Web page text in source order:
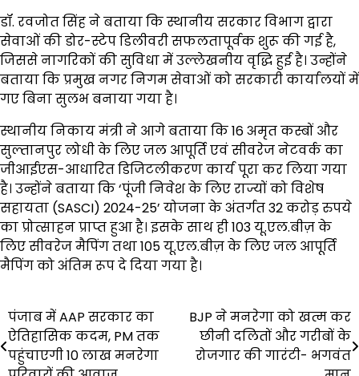
डॉ. रवजोत सिंह ने बताया कि स्थानीय सरकार विभाग द्वारा
सेवाओं की डोर-स्टेप डिलीवरी सफलतापूर्वक शुरू की गई है,
जिससे नागरिकों की सुविधा में उल्लेखनीय वृद्धि हुई है। उन्होंने
बताया कि प्रमुख नगर निगम सेवाओं को सरकारी कार्यालयों में
गए बिना सुलभ बनाया गया है।
स्थानीय निकाय मंत्री ने आगे बताया कि 16 अमृत कस्बों और
सुल्तानपुर लोधी के लिए जल आपूर्ति एवं सीवरेज नेटवर्क का
जीआईएस-आधारित डिजिटलीकरण कार्य पूरा कर लिया गया
है। उन्होंने बताया कि ‘पूंजी निवेश के लिए राज्यों को विशेष
सहायता (SASCI) 2024-25’ योजना के अंतर्गत 32 करोड़ रुपये
का प्रोत्साहन प्राप्त हुआ है। इसके साथ ही 103 यू.एल.बीज़ के
लिए सीवरेज मैपिंग तथा 105 यू.एल.बीज़ के लिए जल आपूर्ति
मैपिंग को अंतिम रूप दे दिया गया है।
Post
navigation
पंजाब में AAP सरकार का
ऐतिहासिक कदम, PM तक
पहुंचाएगी 10 लाख मनरेगा
BJP ने मनरेगा को खत्म कर
छीनी दलितों और गरीबों के
रोजगार की गारंटी- भगवंत